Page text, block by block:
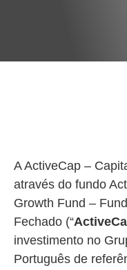
A ActiveCap –
através do fundo
Growth Fund –
Fechado (“
investimento no
Português de